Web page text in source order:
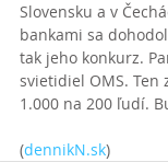
Slovensku a v
bankami sa
tak jeho konkurz.
svietidiel OMS.
1.000 na 200 ľudí.
(dennikN.sk)